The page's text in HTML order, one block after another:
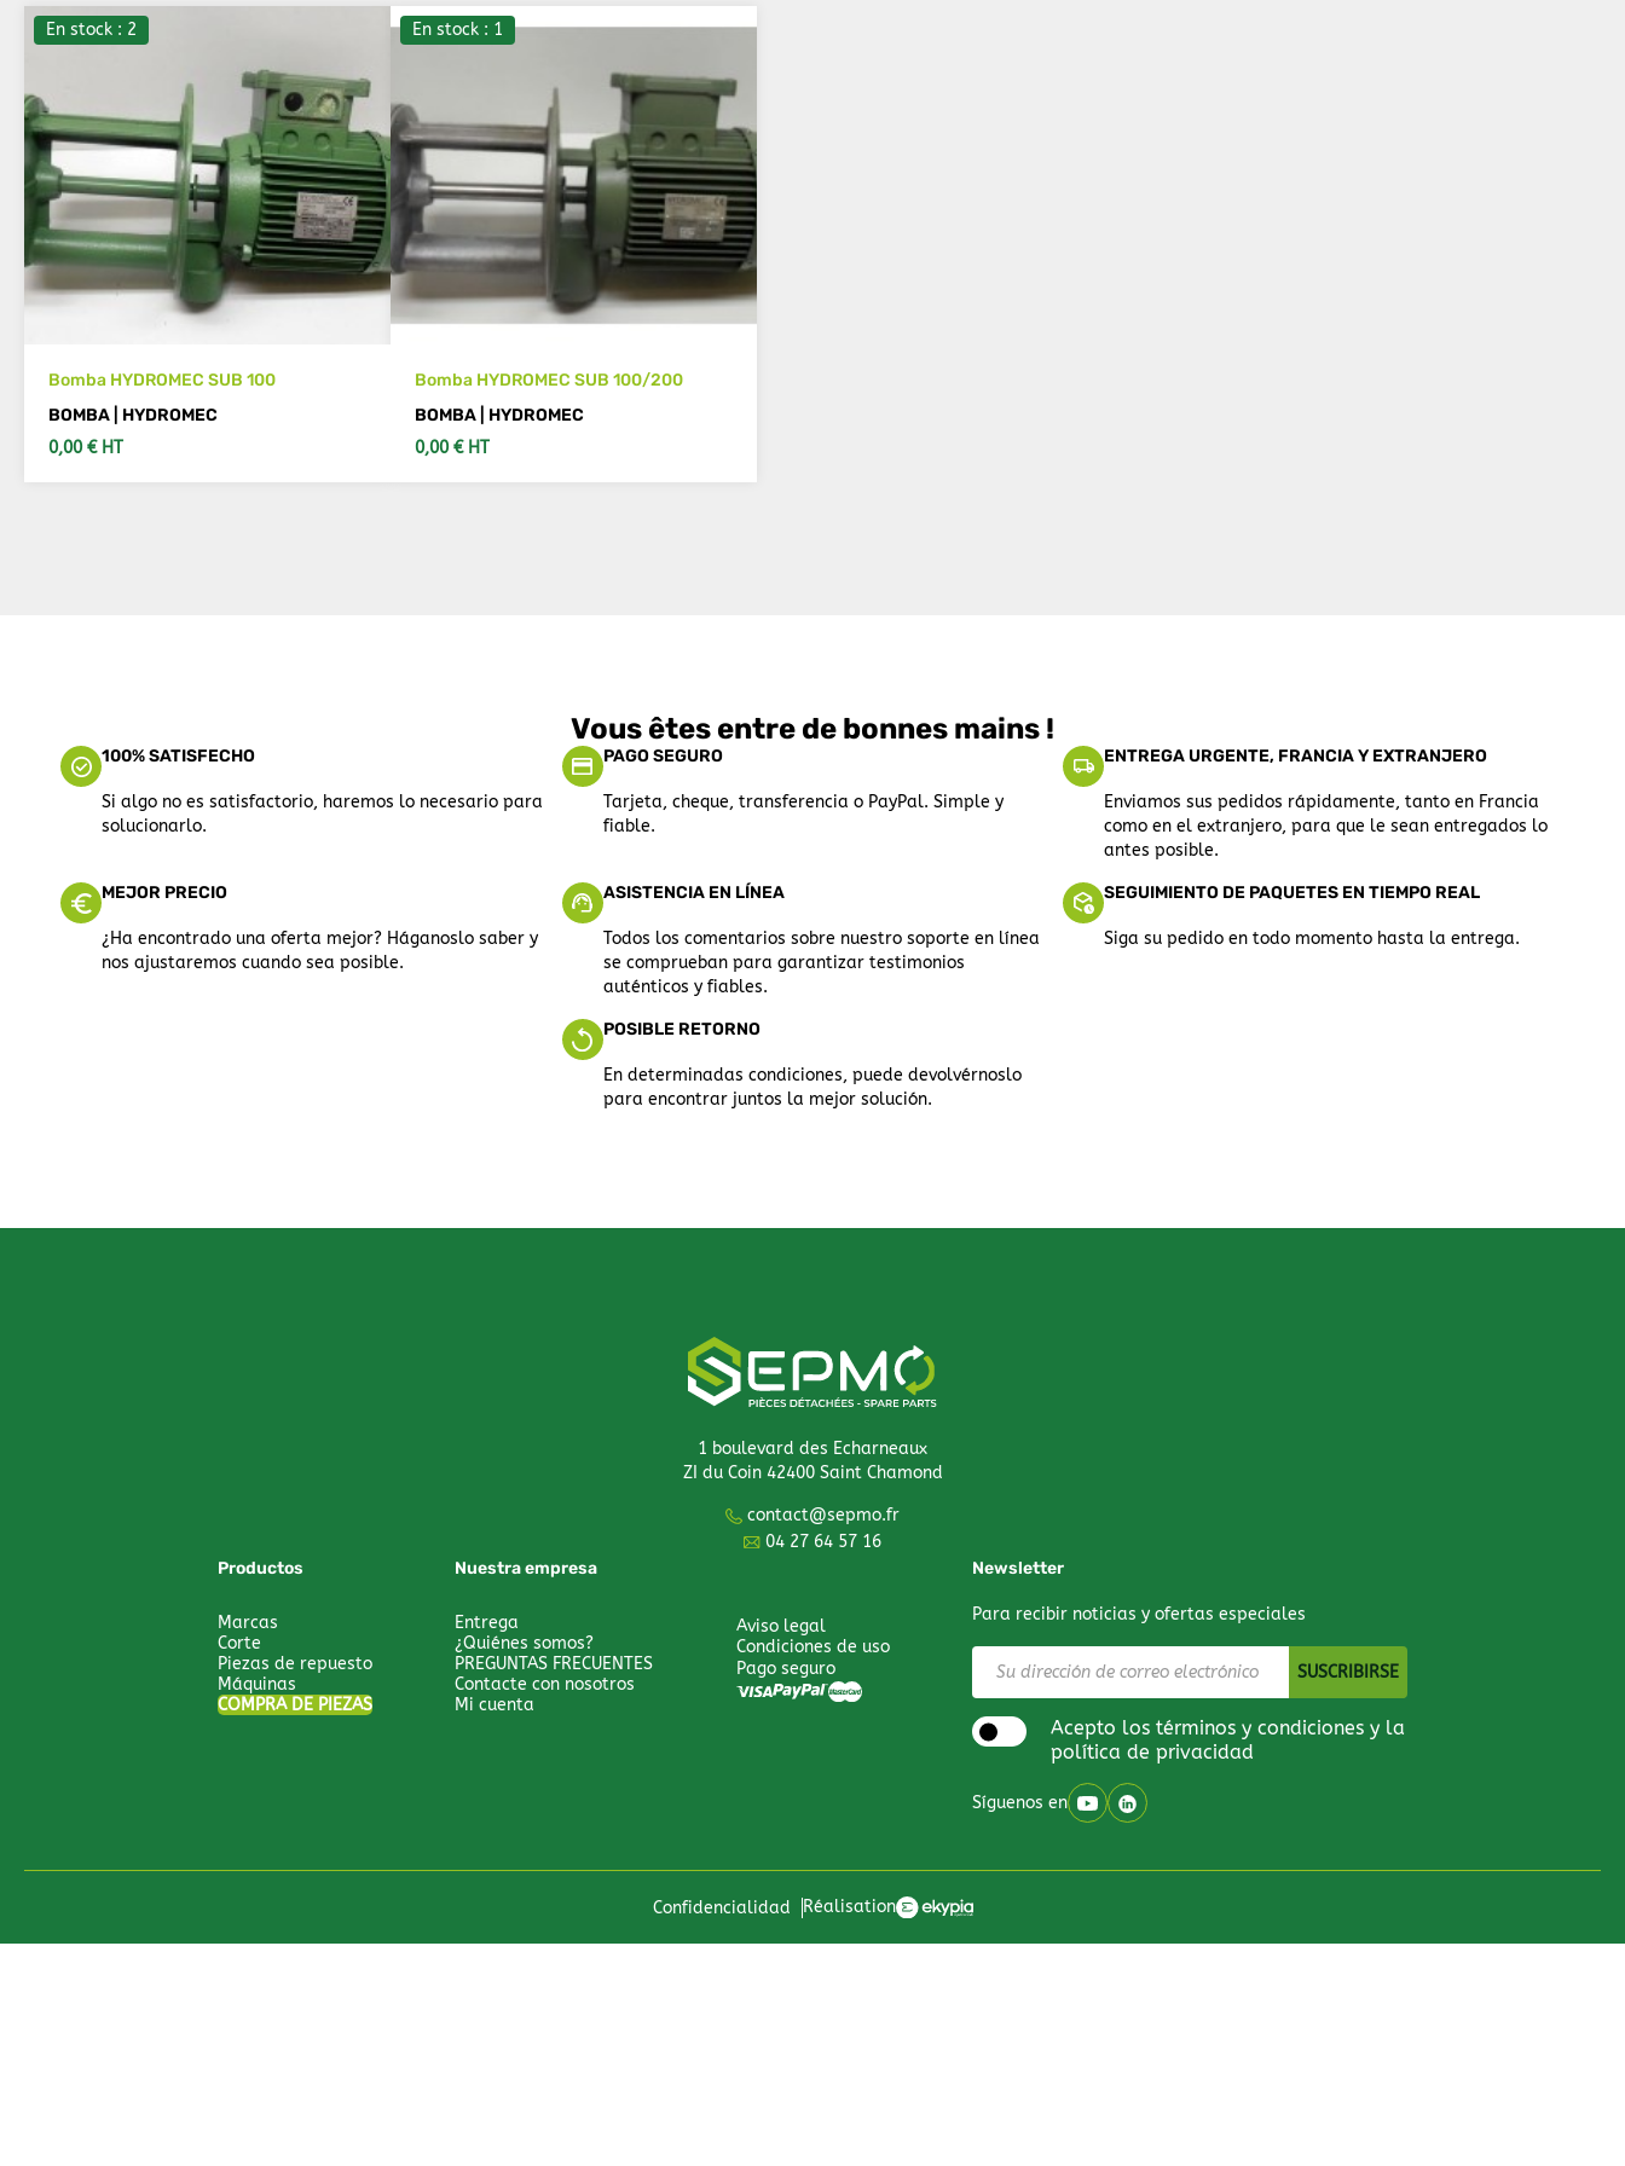
En stock : 2
Bomba HYDROMEC SUB 100
BOMBA | HYDROMEC
0,00 € HT
En stock : 1
Bomba HYDROMEC SUB 100/200
BOMBA | HYDROMEC
0,00 € HT
Vous êtes entre de bonnes mains !
100% SATISFECHO
Si algo no es satisfactorio, haremos lo necesario para
solucionarlo.
PAGO SEGURO
Tarjeta, cheque, transferencia o PayPal. Simple y
fiable.
ENTREGA URGENTE, FRANCIA Y EXTRANJERO
Enviamos sus pedidos rápidamente, tanto en Francia
como en el extranjero, para que le sean entregados lo
antes posible.
MEJOR PRECIO
¿Ha encontrado una oferta mejor? Háganoslo saber y
nos ajustaremos cuando sea posible.
ASISTENCIA EN LÍNEA
Todos los comentarios sobre nuestro soporte en línea
se comprueban para garantizar testimonios
auténticos y fiables.
SEGUIMIENTO DE PAQUETES EN TIEMPO REAL
Siga su pedido en todo momento hasta la entrega.
POSIBLE RETORNO
En determinadas condiciones, puede devolvérnoslo
para encontrar juntos la mejor solución.
1 boulevard des Echarneaux
ZI du Coin 42400 Saint Chamond
contact@sepmo.fr
04 27 64 57 16
Productos
Marcas
Corte
Piezas de repuesto
Máquinas
COMPRA DE PIEZAS
Nuestra empresa
Entrega
¿Quiénes somos?
PREGUNTAS FRECUENTES
Contacte con nosotros
Mi cuenta
Aviso legal
Condiciones de uso
Pago seguro
Newsletter
Para recibir noticias y ofertas especiales
Acepto los términos y condiciones y la
política de privacidad
Síguenos en
Confidencialidad Réalisation